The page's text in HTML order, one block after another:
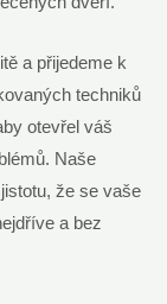
a přijedeme k
techniků
otevřel váš
Naše
že se vaše
a bez